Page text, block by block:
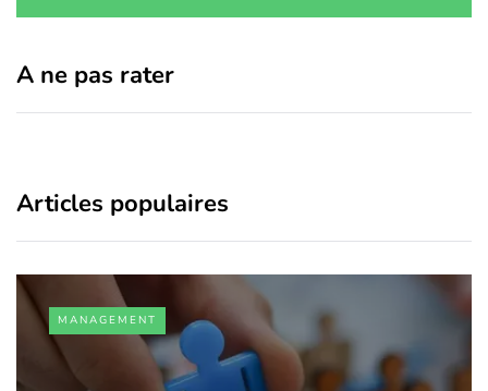
A ne pas rater
Articles populaires
MANAGEMENT